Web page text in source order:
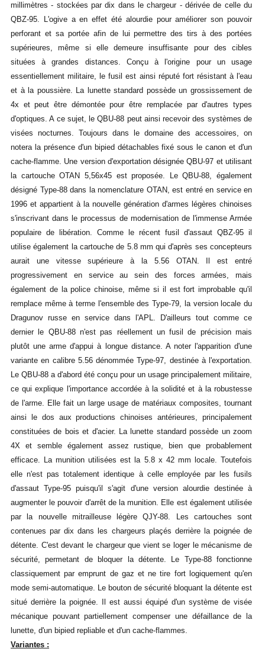
millimètres - stockées par dix dans le chargeur - dérivée de celle du
QBZ-95. L'ogive a en effet été alourdie pour améliorer son pouvoir
perforant et sa portée afin de lui permettre des tirs à des portées
supérieures, même si elle demeure insuffisante pour des cibles
situées à grandes distances. Conçu à l'origine pour un usage
essentiellement militaire, le fusil est ainsi réputé fort résistant à l'eau
et à la poussière. La lunette standard possède un grossissement de
4x et peut être démontée pour être remplacée par d'autres types
d'optiques. A ce sujet, le QBU-88 peut ainsi recevoir des systèmes de
visées nocturnes. Toujours dans le domaine des accessoires, on
notera la présence d'un bipied détachables fixé sous le canon et d'un
cache-flamme. Une version d'exportation désignée QBU-97 et utilisant
la cartouche OTAN 5,56x45 est proposée. Le QBU-88, également
désigné Type-88 dans la nomenclature OTAN, est entré en service en
1996 et appartient à la nouvelle génération d'armes légères chinoises
s'inscrivant dans le processus de modernisation de l'immense Armée
populaire de libération. Comme le récent fusil d'assaut QBZ-95 il
utilise également la cartouche de 5.8 mm qui d'après ses concepteurs
aurait une vitesse supérieure à la 5.56 OTAN. Il est entré
progressivement en service au sein des forces armées, mais
également de la police chinoise, même si il est fort improbable qu'il
remplace même à terme l'ensemble des Type-79, la version locale du
Dragunov russe en service dans l'APL. D'ailleurs tout comme ce
dernier le QBU-88 n'est pas réellement un fusil de précision mais
plutôt une arme d'appui à longue distance. A noter l'apparition d'une
variante en calibre 5.56 dénommée Type-97, destinée à l'exportation.
Le QBU-88 a d'abord été conçu pour un usage principalement militaire,
ce qui explique l'importance accordée à la solidité et à la robustesse
de l'arme. Elle fait un large usage de matériaux composites, tournant
ainsi le dos aux productions chinoises antérieures, principalement
constituées de bois et d'acier. La lunette standard possède un zoom
4X et semble également assez rustique, bien que probablement
efficace. La munition utilisées est la 5.8 x 42 mm locale. Toutefois
elle n'est pas totalement identique à celle employée par les fusils
d'assaut Type-95 puisqu'il s'agit d'une version alourdie destinée à
augmenter le pouvoir d'arrêt de la munition. Elle est également utilisée
par la nouvelle mitrailleuse légère QJY-88. Les cartouches sont
contenues par dix dans les chargeurs plaçés derrière la poignée de
détente. C'est devant le chargeur que vient se loger le mécanisme de
sécurité, permetant de bloquer la détente. Le Type-88 fonctionne
classiquement par emprunt de gaz et ne tire fort logiquement qu'en
mode semi-automatique. Le bouton de sécurité bloquant la détente est
situé derrière la poignée. Il est aussi équipé d'un système de visée
mécanique pouvant partiellement compenser une défaillance de la
lunette, d'un bipied repliable et d'un cache-flammes.
Variantes :